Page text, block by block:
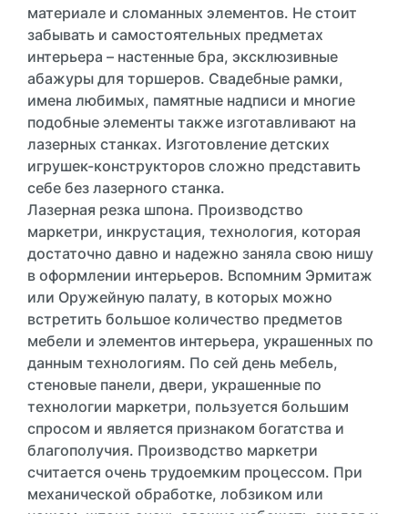
материале и сломанных элементов. Не стоит
забывать и самостоятельных предметах
интерьера – настенные бра, эксклюзивные
абажуры для торшеров. Свадебные рамки,
имена любимых, памятные надписи и многие
подобные элементы также изготавливают на
лазерных станках. Изготовление детских
игрушек-конструкторов сложно представить
себе без лазерного станка.
Лазерная резка шпона. Производство
маркетри, инкрустация, технология, которая
достаточно давно и надежно заняла свою нишу
в оформлении интерьеров. Вспомним Эрмитаж
или Оружейную палату, в которых можно
встретить большое количество предметов
мебели и элементов интерьера, украшенных по
данным технологиям. По сей день мебель,
стеновые панели, двери, украшенные по
технологии маркетри, пользуется большим
спросом и является признаком богатства и
благополучия. Производство маркетри
считается очень трудоемким процессом. При
механической обработке, лобзиком или